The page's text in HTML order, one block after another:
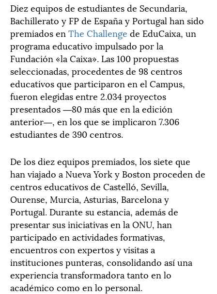
Diez equipos de estudiantes de Secundaria,
Bachillerato y FP de España y Portugal han sido
premiados en The Challenge de EduCaixa, un
programa educativo impulsado por la
Fundación «la Caixa». Las 100 propuestas
seleccionadas, procedentes de 98 centros
educativos que participaron en el Campus,
fueron elegidas entre 2.034 proyectos
presentados ―80 más que en la edición
anterior―, en los que se implicaron 7.306
estudiantes de 390 centros.
De los diez equipos premiados, los siete que
han viajado a Nueva York y Boston proceden de
centros educativos de Castelló, Sevilla,
Ourense, Murcia, Asturias, Barcelona y
Portugal. Durante su estancia, además de
presentar sus iniciativas en la ONU, han
participado en actividades formativas,
encuentros con expertos y visitas a
instituciones punteras, consolidando así una
experiencia transformadora tanto en lo
académico como en lo personal.